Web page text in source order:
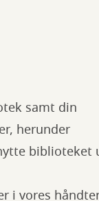
samt din
herunder
biblioteket
i vores